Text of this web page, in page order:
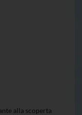
alla scoperta